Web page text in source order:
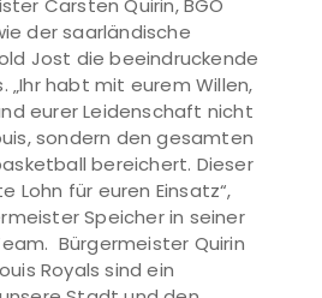
Carsten Quirin, BGO
der saarländische
Jost die beeindruckende
„Ihr habt mit eurem Willen,
eurer Leidenschaft nicht
sondern den gesamten
bereichert. Dieser
Lohn für euren Einsatz“,
Speicher in seiner
Bürgermeister Quirin
Royals sind ein